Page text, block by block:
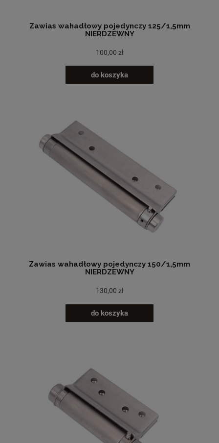
Zawias wahadłowy pojedynczy 125/1,5mm
NIERDZEWNY
100,00 zł
do koszyka
Zawias wahadłowy pojedynczy 150/1,5mm
NIERDZEWNY
130,00 zł
do koszyka